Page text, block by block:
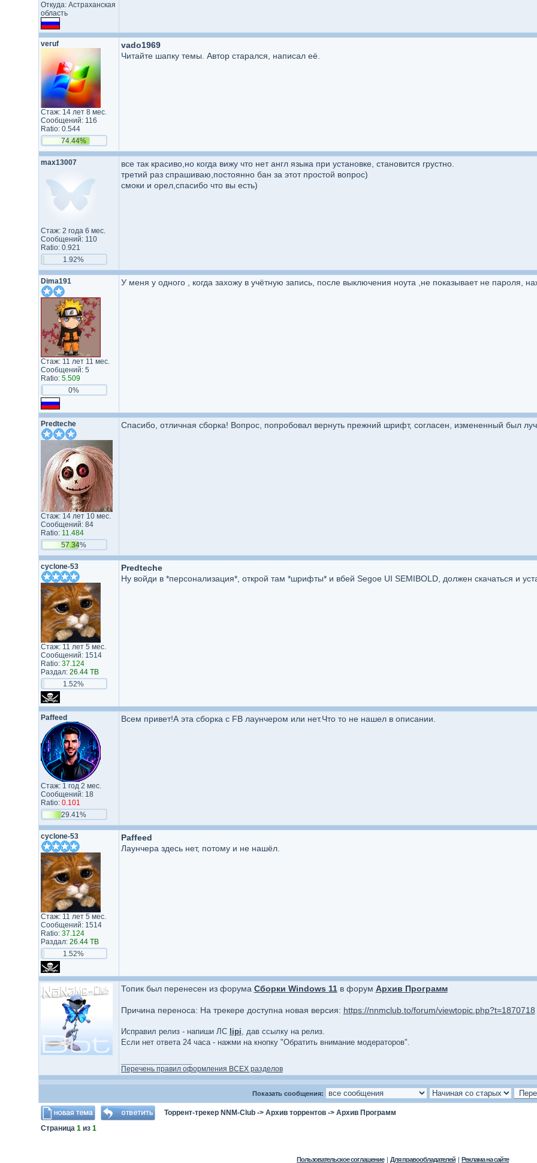
Откуда: Астраханская
область
veruf
Стаж: 14 лет 8 мес.
Сообщений: 116
Ratio: 0.544
74.44%
vado1969
Читайте шапку темы. Автор старался, написал её.
max13007
Стаж: 2 года 6 мес.
Сообщений: 110
Ratio: 0.921
1.92%
все так красиво,но когда вижу что нет англ языка при установке, становится грустно.
третий раз спрашиваю,постоянно бан за этот простой вопрос)
смоки и орел,спасибо что вы есть)
Dima191
Стаж: 11 лет 11 мес.
Сообщений: 5
Ratio: 5.509
0%
У меня у одного , когда захожу в учётную запись, после выключения ноута ,не показывает не пароля,
Predteche
Стаж: 14 лет 10 мес.
Сообщений: 84
Ratio: 11.484
57.34%
Спасибо, отличная сборка! Вопрос, попробовал вернуть прежний шрифт, согласен, измененный был
cyclone-53
Стаж: 11 лет 5 мес.
Сообщений: 1514
Ratio: 37.124
Раздал: 26.44 TB
1.52%
Predteche
Ну войди в *персонализация*, открой там *шрифты* и вбей Segoe UI SEMIBOLD, должен скачаться и
Paffeed
Стаж: 1 год 2 мес.
Сообщений: 18
Ratio: 0.101
29.41%
Всем привет!А эта сборка с FB лаунчером или нет.Что то не нашел в описании.
cyclone-53
Стаж: 11 лет 5 мес.
Сообщений: 1514
Ratio: 37.124
Раздал: 26.44 TB
1.52%
Paffeed
Лаунчера здесь нет, потому и не нашёл.
Топик был перенесен из форума Сборки Windows 11в форум Архив Программ
Причина переноса: На трекере доступна новая версия: https://nnmclub.to/forum/viewtopic.php?t=1870718
Исправил релиз - напиши ЛС lipi, дав ссылку на релиз.
Если нет ответа 24 часа - нажми на кнопку "Обратить внимание модераторов".
Перечень правил оформления ВСЕХ разделов
Показать сообщения:
Торрент-трекер NNM-Club-> Архив торрентов-> Архив Программ
Страница 1из 1
Пользовательское соглашение | Для правообладателей | Реклама на сайте